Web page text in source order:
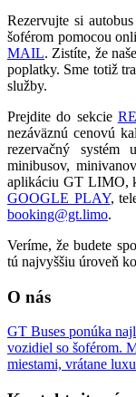
Rezervujte si
šoférom pomocou
MAIL. Zistíte, že
poplatky. Sme totiž
služby.
Prejdite do sekcie
nezáväznú cenovú
rezervačný systém
minibusov,
aplikáciu GT LIMO,
GOOGLE PLAY,
booking@gt.limo.
Veríme, že budete
tú najvyššiu úroveň
O nás
GT Buses ponúka
vozidiel so šoférom.
miestami, vrátane